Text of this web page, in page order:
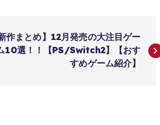
新作まとめ】12月発売の大注目ゲー
10選！！【PS/Switch2】【おす
すめゲーム紹介】